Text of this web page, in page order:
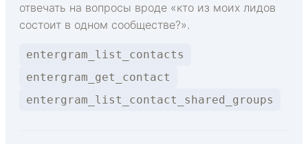
отвечать на вопросы вроде «кто из моих лидов
состоит в одном сообществе?».
entergram_list_contacts
entergram_get_contact
entergram_list_contact_shared_groups